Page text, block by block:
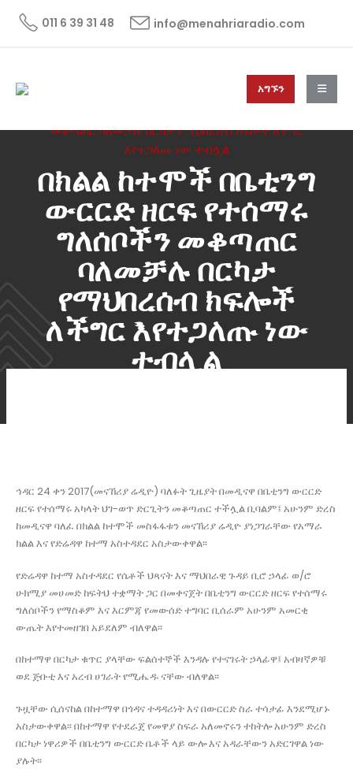
011 6 39 31 48 info@menahriaradio.com
አግኙን
መቆጣጠር ባለመቻሉ በርካታ የማህበረሰብ ክፍሎች ለችግር
እየተጋለጡ ነው ተብሏል
በክልል ከተሞች በቤቲንግ
ውርርድ ዘርፍ የተሰማሩ
ግለሰቦችን መቆጣጠር
ባለመቻሉ በርካታ
የማህበረሰብ ክፍሎች
ለችግር እየተጋለጡ ነው
ተብሏል
ኅዳር 24 ቀን 2017(መናኸሪያ ሬዲዮ) ባለፉት ጊዜያት በመዲናዋ በቤቲንግ ውርርድ
ዘርፍ የተሰማሩ አካላት ህገ-ወጥ ድርጊትን መቆጣጠር ተችሏል ቢባልም፤ አሁንም ድረስ
ከመዲናዋ ባለፈ በክልል ከተሞች መስፋፋቱን መናኸሪያ ሬዲዮ ያነጋገራቸው የአማራ
ክልል እና የድሬዳዋ ከተማ አስተዳደር አስታውቀዋል፡፡
የድሬዳዋ ከተማ አስተዳደር የሴቶች ህጻናት እና ማህበራዊ ጉዳይ ቢሮ ኃላፊ ወ/ሮ
ሁክሚያ መሀመድ ከፍትህ ተቋማት ጋር በመቀናጀት በቤቲንግ ውርርድ ዘርፍ የተሰማሩ
ግለሰቦችን የማስቆም እና እርምጃ የመውሰድ ተግባር ቢሰራም አሁንም አመርቂ
ውጤት እየተመዘገበ አይደለም ብለዋል፡፡
በከተማዋ በርካታ ቁጥር ያላቸው ፍልሰተኞች እንዳሉ የተናገሩት ኃላፊዋ፤ አብዛኛዎቹ
ወደ ጅቡቲ እና አረብ ሀገራት የሚሔዱ ናቸው ብለዋል፡፡
ጉዟቸው ሲሰናከል በከተማዋ በጎዳና ተዳዳሪነት እና በውርርድ ስራ ተሳታፊ እንደሚሆኑ
አስታውቀዋል፡፡ በከተማዋ የተደራጀ የመዋያ ስፍራ አለመኖሩን ተከትሎ አሁንም ድረስ
በርካታ ነዋሪዎች በቤቲንግ ውርርድ ቤቶች ላይ ውሎ እና አዳራቸውን አድርገዋል ነው
ያሉት፡፡